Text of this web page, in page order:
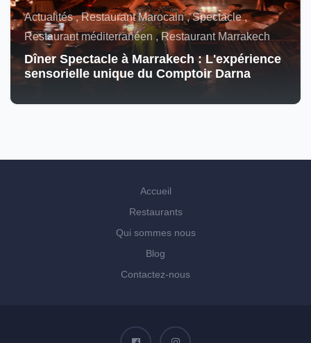
Actualités , Restaurant Marocain , Spectacle ,
Restaurant méditerranéen , Restaurant Marrakech
Dîner Spectacle à Marrakech : L'expérience
sensorielle unique du Comptoir Darna
Accueil
Restaurants
Qui sommes nous
Blog
Contactez-nous